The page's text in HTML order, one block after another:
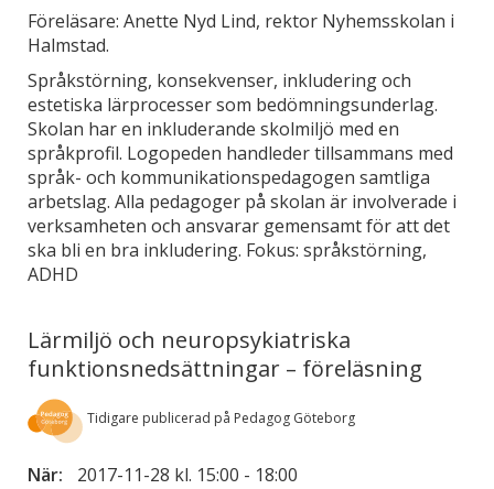
Föreläsare: Anette Nyd Lind, rektor Nyhemsskolan i
Halmstad.
Språkstörning, konsekvenser, inkludering och
estetiska lärprocesser som bedömningsunderlag.
Skolan har en inkluderande skolmiljö med en
språkprofil. Logopeden handleder tillsammans med
språk- och kommunikationspedagogen samtliga
arbetslag. Alla pedagoger på skolan är involverade i
verksamheten och ansvarar gemensamt för att det
ska bli en bra inkludering. Fokus: språkstörning,
ADHD
Lärmiljö och neuropsykiatriska
funktionsnedsättningar – föreläsning
Tidigare publicerad på Pedagog Göteborg
När: 2017-11-28 kl. 15:00 - 18:00